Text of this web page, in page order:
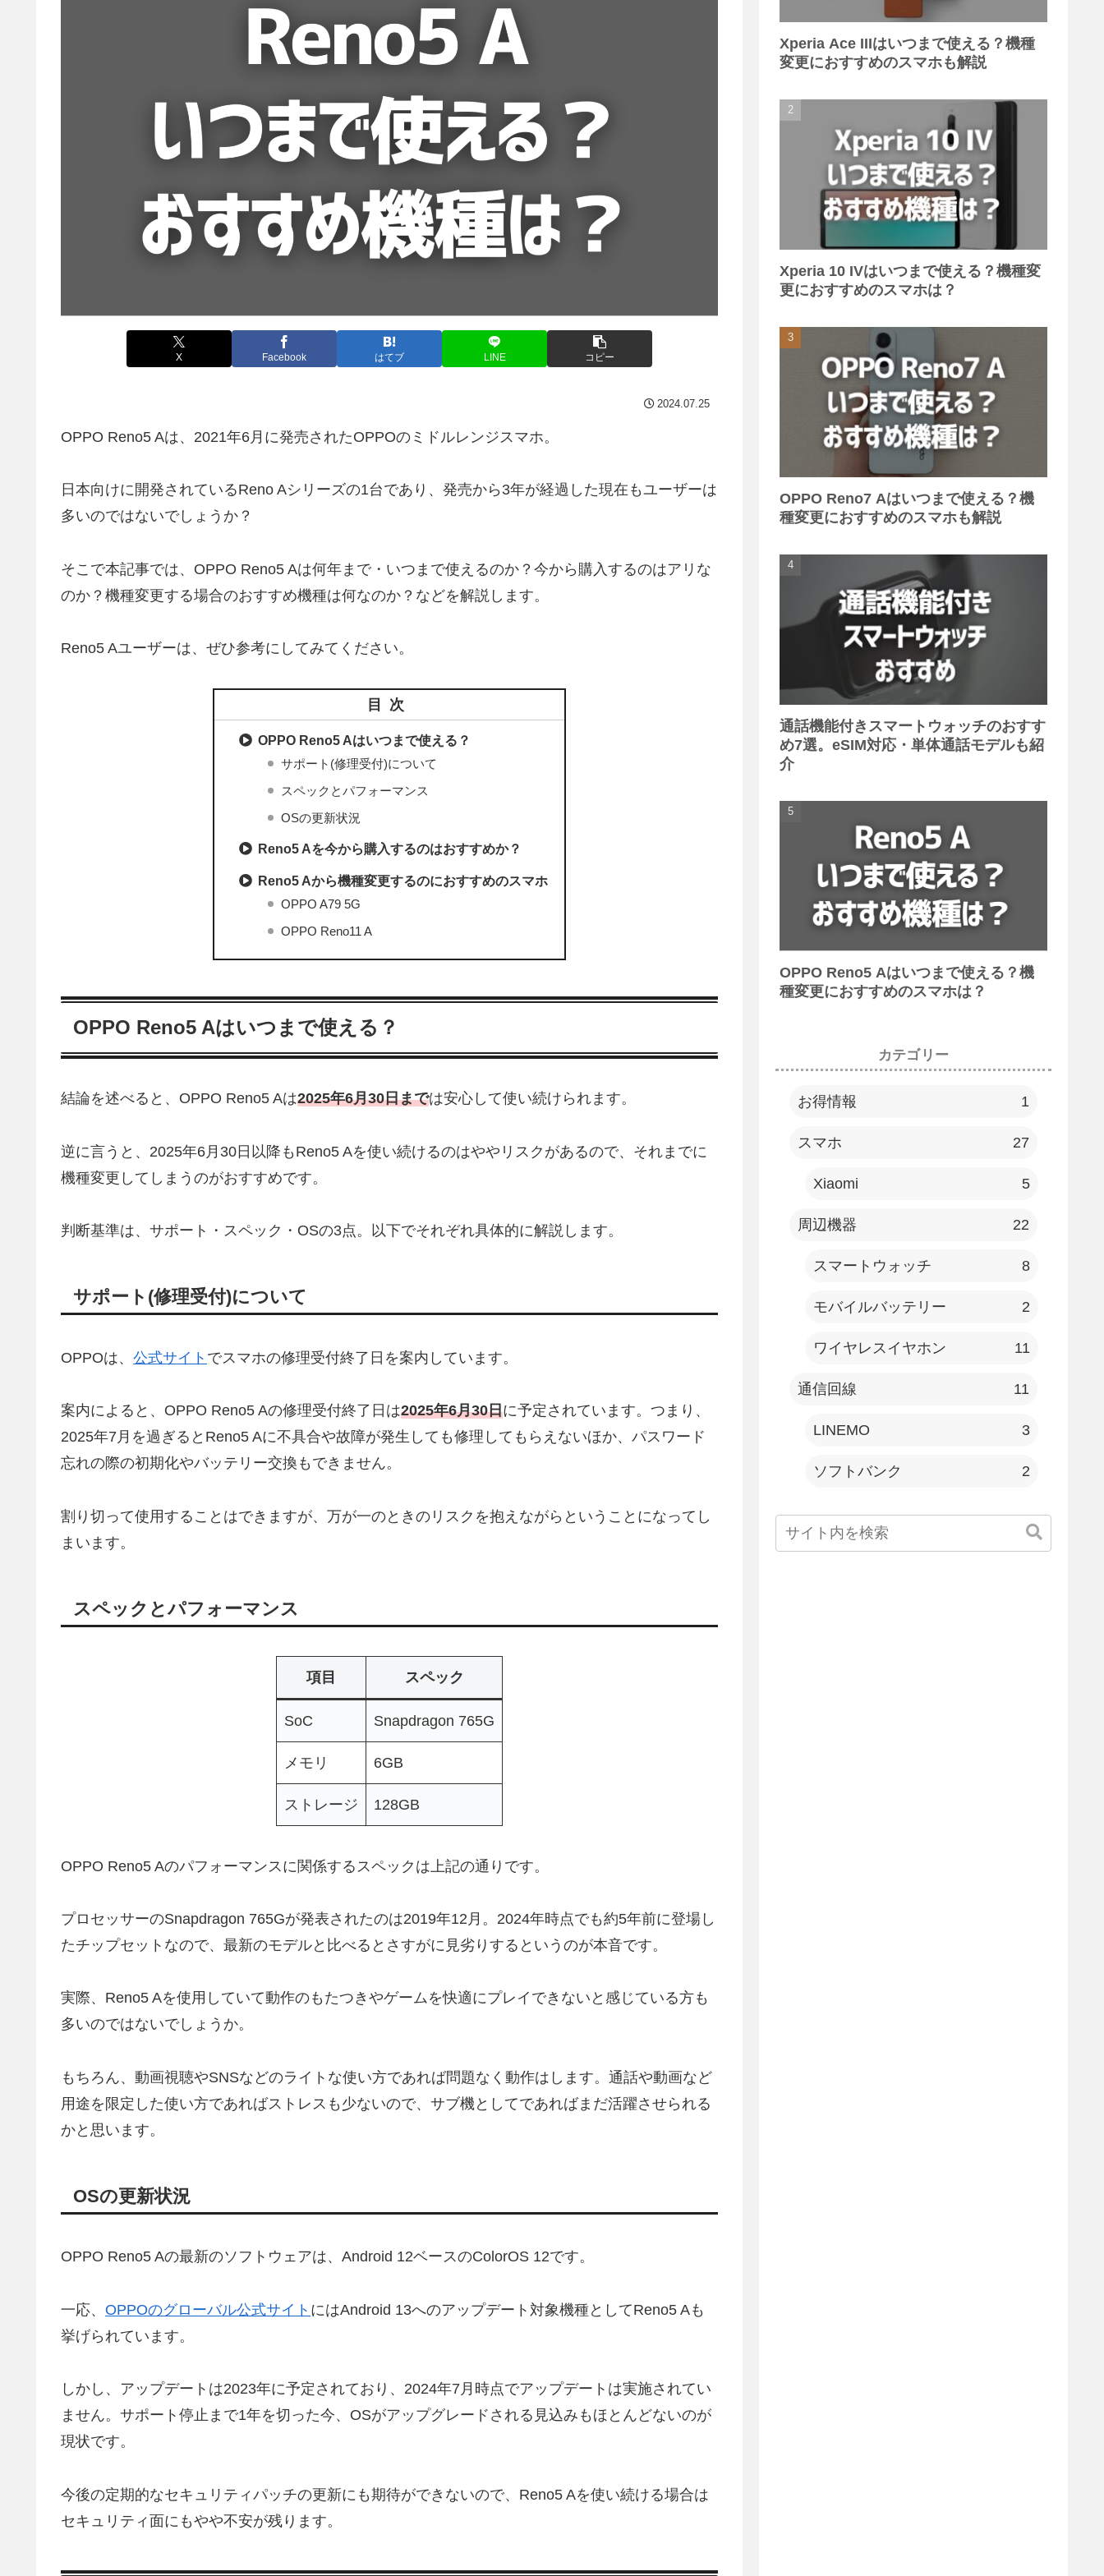
X Facebook はてブ LINE コピー
2024.07.25
OPPO Reno5 Aは、2021年6月に発売されたOPPOのミドルレンジスマホ。
日本向けに開発されているReno Aシリーズの1台であり、発売から3年が経過した現在もユーザーは
多いのではないでしょうか？
そこで本記事では、OPPO Reno5 Aは何年まで・いつまで使えるのか？今から購入するのはアリな
のか？機種変更する場合のおすすめ機種は何なのか？などを解説します。
Reno5 Aユーザーは、ぜひ参考にしてみてください。
目次
OPPO Reno5 Aはいつまで使える？
サポート(修理受付)について
スペックとパフォーマンス
OSの更新状況
Reno5 Aを今から購入するのはおすすめか？
Reno5 Aから機種変更するのにおすすめのスマホ
OPPO A79 5G
OPPO Reno11 A
OPPO Reno5 Aはいつまで使える？
結論を述べると、OPPO Reno5 Aは2025年6月30日までは安心して使い続けられます。
逆に言うと、2025年6月30日以降もReno5 Aを使い続けるのはややリスクがあるので、それまでに
機種変更してしまうのがおすすめです。
判断基準は、サポート・スペック・OSの3点。以下でそれぞれ具体的に解説します。
サポート(修理受付)について
OPPOは、 公式サイト でスマホの修理受付終了日を案内しています。
案内によると、OPPO Reno5 Aの修理受付終了日は2025年6月30日に予定されています。つまり、
2025年7月を過ぎるとReno5 Aに不具合や故障が発生しても修理してもらえないほか、パスワード
忘れの際の初期化やバッテリー交換もできません。
割り切って使用することはできますが、万が一のときのリスクを抱えながらということになってし
まいます。
スペックとパフォーマンス
項目 スペック
SoC Snapdragon 765G
メモリ 6GB
ストレージ 128GB
OPPO Reno5 Aのパフォーマンスに関係するスペックは上記の通りです。
プロセッサーのSnapdragon 765Gが発表されたのは2019年12月。2024年時点でも約5年前に登場し
たチップセットなので、最新のモデルと比べるとさすがに見劣りするというのが本音です。
実際、Reno5 Aを使用していて動作のもたつきやゲームを快適にプレイできないと感じている方も
多いのではないでしょうか。
もちろん、動画視聴やSNSなどのライトな使い方であれば問題なく動作はします。通話や動画など
用途を限定した使い方であればストレスも少ないので、サブ機としてであればまだ活躍させられる
かと思います。
OSの更新状況
OPPO Reno5 Aの最新のソフトウェアは、Android 12ベースのColorOS 12です。
一応、 OPPOのグローバル公式サイト にはAndroid 13へのアップデート対象機種としてReno5 Aも
挙げられています。
しかし、アップデートは2023年に予定されており、2024年7月時点でアップデートは実施されてい
ません。サポート停止まで1年を切った今、OSがアップグレードされる見込みもほとんどないのが
現状です。
今後の定期的なセキュリティパッチの更新にも期待ができないので、Reno5 Aを使い続ける場合は
セキュリティ面にもやや不安が残ります。
Xperia Ace IIIはいつまで使える？機種
変更におすすめのスマホも解説
Xperia 10 IVはいつまで使える？機種変
更におすすめのスマホは？
OPPO Reno7 Aはいつまで使える？機
種変更におすすめのスマホも解説
通話機能付きスマートウォッチのおすす
め7選。eSIM対応・単体通話モデルも紹
介
OPPO Reno5 Aはいつまで使える？機
種変更におすすめのスマホは？
カテゴリー
お得情報 1
スマホ 27
Xiaomi 5
周辺機器 22
スマートウォッチ 8
モバイルバッテリー 2
ワイヤレスイヤホン 11
通信回線 11
LINEMO 3
ソフトバンク 2